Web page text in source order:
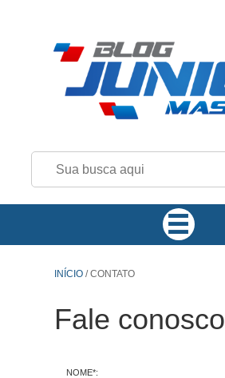
INÍCIO /CONTATO
Fale conosco
NOME*: